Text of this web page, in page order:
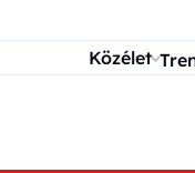
Közélet